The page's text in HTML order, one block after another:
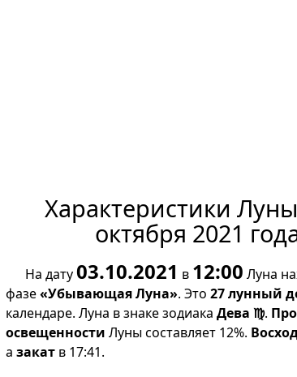
Характеристики
октября 2021
На дату03.10.2021 в 12:00 Луна
фазе«Убывающая Луна». Это 27 лунный
календаре. Луна в знаке зодиака Дева ♍.
освещенности Луны составляет 12%.
а закат в 17:41.